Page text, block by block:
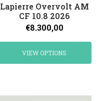
Lapierre Overvolt AM
CF 10.8 2026
€8.300,00
VIEW OPTIONS